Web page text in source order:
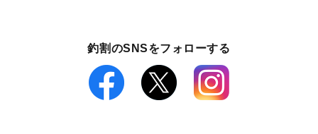
釣割のSNSをフォローする